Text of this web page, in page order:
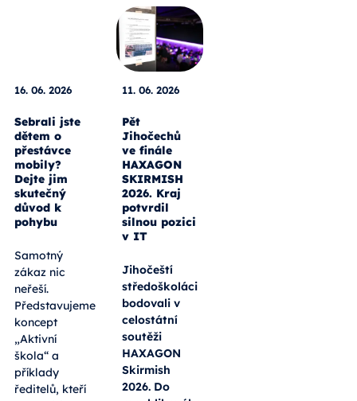
16. 06. 2026
Sebrali jste
dětem o
přestávce
mobily?
Dejte jim
skutečný
důvod k
pohybu
Samotný
zákaz nic
neřeší.
Představujeme
koncept
„Aktivní
škola“ a
příklady
ředitelů, kteří
11. 06. 2026
Pět
Jihočechů
ve finále
HAXAGON
SKIRMISH
2026. Kraj
potvrdil
silnou pozici
v IT
Jihočeští
středoškoláci
bodovali v
celostátní
soutěži
HAXAGON
Skirmish
2026. Do